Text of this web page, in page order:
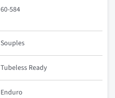
60-584
Souples
Tubeless Ready
Enduro